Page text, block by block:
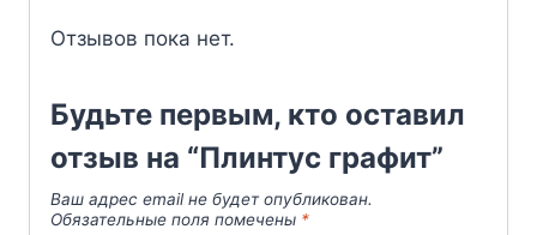
Отзывов пока нет.
Будьте первым, кто оставил
отзыв на “Плинтус графит”
Ваш адрес email не будет опубликован.
Обязательные поля помечены *